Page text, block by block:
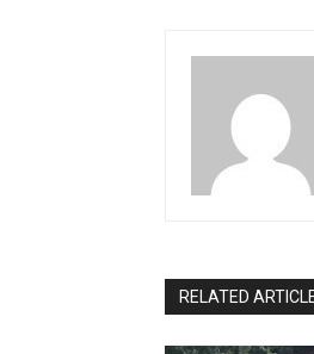
RELATED